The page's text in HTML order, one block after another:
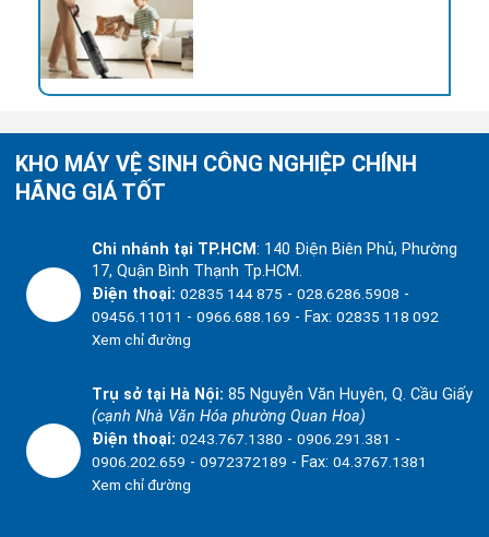
KHO MÁY VỆ SINH CÔNG NGHIỆP CHÍNH
HÃNG GIÁ TỐT
Chi nhánh tại TP.HCM: 140 Điện Biên Phủ, Phường
17, Quận Bình Thạnh Tp.HCM.
Điện thoại:02835 144 875 -028.6286.5908 -
09456.11011 -0966.688.169 - Fax:02835 118 092
Xem chỉ đường
Trụ sở tại Hà Nội: 85 Nguyễn Văn Huyên, Q. Cầu Giấy
(cạnh Nhà Văn Hóa phường Quan Hoa)
Điện thoại:0243.767.1380 -0906.291.381 -
0906.202.659 -0972372189 - Fax:04.3767.1381
Xem chỉ đường